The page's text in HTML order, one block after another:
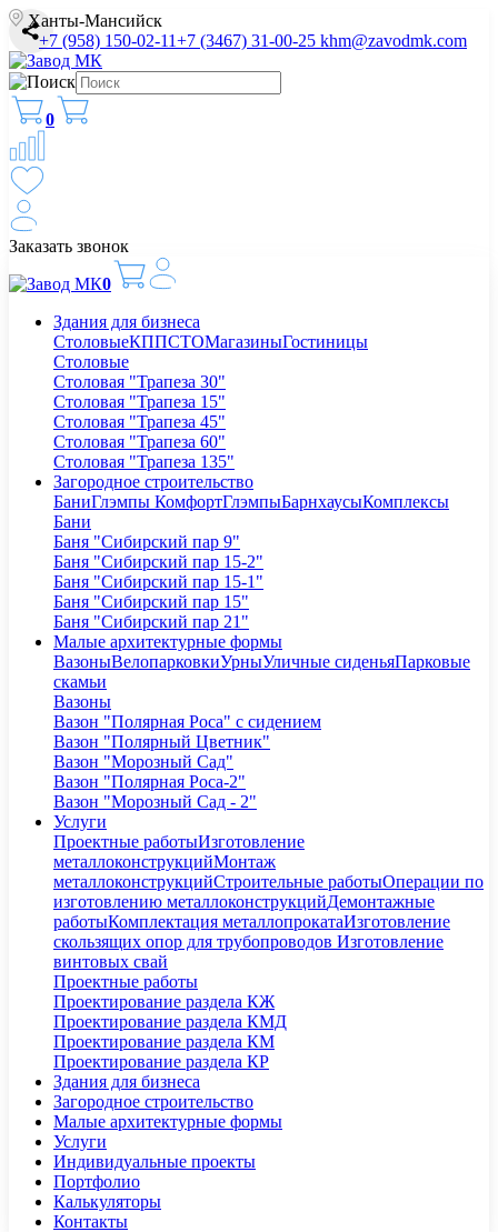
Ханты-Мансийск
+7 (958) 150-02-11+7 (3467) 31-00-25 khm@zavodmk.com
0
Заказать звонок
0
Здания для бизнеса
СтоловыеКППСТОМагазиныГостиницы
Столовые
Столовая "Трапеза 30"
Столовая "Трапеза 15"
Столовая "Трапеза 45"
Столовая "Трапеза 60"
Столовая "Трапеза 135"
Загородное строительство
БаниГлэмпы КомфортГлэмпыБарнхаусыКомплексы
Бани
Баня "Сибирский пар 9"
Баня "Сибирский пар 15-2"
Баня "Сибирский пар 15-1"
Баня "Сибирский пар 15"
Баня "Сибирский пар 21"
Малые архитектурные формы
ВазоныВелопарковкиУрныУличные сиденьяПарковые
скамьи
Вазоны
Вазон "Полярная Роса" с сидением
Вазон "Полярный Цветник"
Вазон "Морозный Сад"
Вазон "Полярная Роса-2"
Вазон "Морозный Сад - 2"
Услуги
Проектные работыИзготовление
металлоконструкцийМонтаж
металлоконструкцийСтроительные работыОперации по
изготовлению металлоконструкцийДемонтажные
работыКомплектация металлопрокатаИзготовление
скользящих опор для трубопроводов Изготовление
винтовых свай
Проектные работы
Проектирование раздела КЖ
Проектирование раздела КМД
Проектирование раздела КМ
Проектирование раздела КР
Здания для бизнеса
Загородное строительство
Малые архитектурные формы
Услуги
Индивидуальные проекты
Портфолио
Калькуляторы
Контакты